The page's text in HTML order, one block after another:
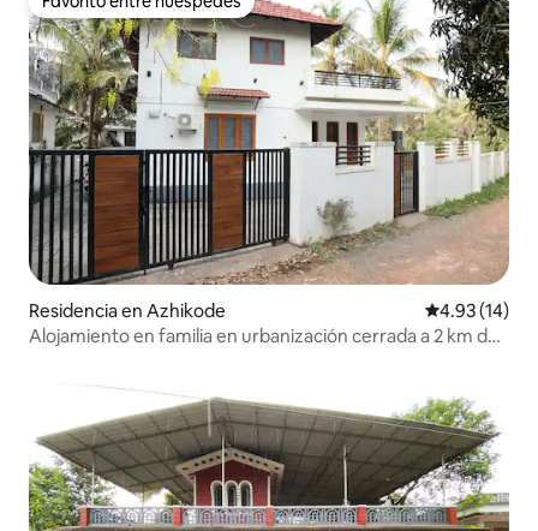
Favorito entre huéspedes
Residencia en Azhikode Calificación
4.93 (14)
Alojamiento en familia en urbanización cerrada a 2 km de